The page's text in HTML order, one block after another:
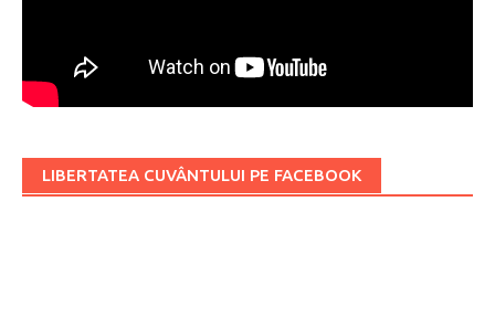
LIBERTATEA CUVÂNTULUI PE FACEBOOK